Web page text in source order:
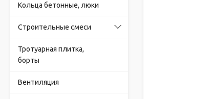
Кольца бетонные, люки
Строительные смеси
Тротуарная плитка,
борты
Вентиляция